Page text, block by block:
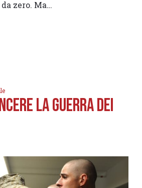
zero. Ma…
la guerra dei